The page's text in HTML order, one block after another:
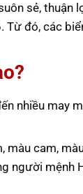
sẻ, thuận
đó, các
nhiều may
cam,
người mệnh